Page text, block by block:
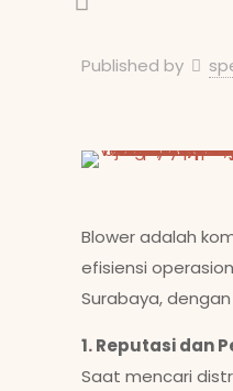
Published by
Blower adalah
efisiensi
Surabaya,
1. Reputasi dan
Saat mencari